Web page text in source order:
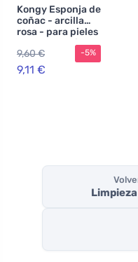
Kongy Esponja de
coñac - arcilla
rosa - para pieles
secas y sensibles
9,60 €
9,11 €
-5%